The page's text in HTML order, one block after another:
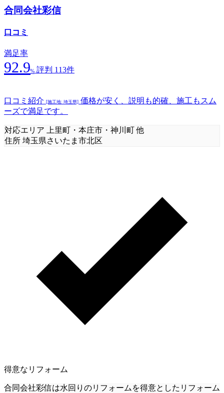
合同会社彩信
口コミ
満足率
92.9% 評判 113件
口コミ紹介 [施工地: 埼玉県] 価格が安く、説明も的確、施工もスム
ーズで満足です。
対応エリア
上里町・本庄市・神川町 他
住所 埼玉県さいたま市北区
得意なリフォーム
合同会社彩信は水回りのリフォームを得意としたリフォーム